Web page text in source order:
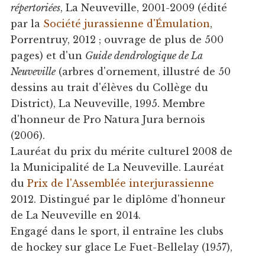
répertoriées, La Neuveville, 2001-2009 (édité
par la Société jurassienne d'Émulation,
Porrentruy, 2012 ; ouvrage de plus de 500
pages) et d'un Guide dendrologique de La
Neuveville(arbres d'ornement, illustré de 50
dessins au trait d'élèves du Collège du
District), La Neuveville, 1995. Membre
d'honneur de Pro Natura Jura bernois
(2006).
Lauréat du prix du mérite culturel 2008 de
la Municipalité de La Neuveville. Lauréat
du Prix de l'Assemblée interjurassienne
2012. Distingué par le diplôme d'honneur
de La Neuveville en 2014.
Engagé dans le sport, il entraîne les clubs
de hockey sur glace Le Fuet-Bellelay (1957),